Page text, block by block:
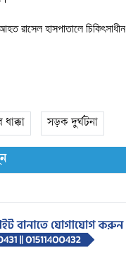
রাসেল হাসপাতালে চিকিৎসাধীন
ধাক্কা সড়ক দুর্ঘটনা